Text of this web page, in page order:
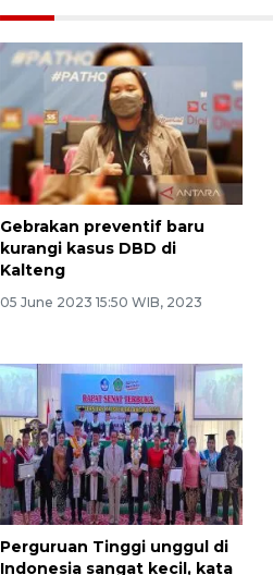
Gebrakan preventif baru
kurangi kasus DBD di
Kalteng
05 June 2023 15:50 WIB, 2023
Perguruan Tinggi unggul di
Indonesia sangat kecil, kata